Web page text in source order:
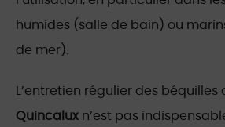
humides (salle de bain) ou
de mer).
L’entretien régulier des béquilles
Quincalux n’est pas